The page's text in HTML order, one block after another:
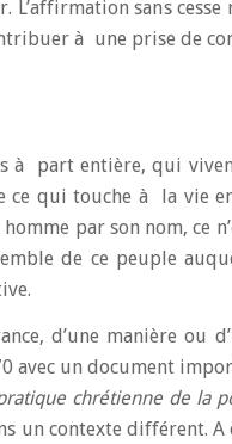
sans
à une prise de
à part entière, qui
qui touche à la vie
par son nom, ce
de ce peuple
d’une manière
avec un document
chrétienne de la
un contexte différent.